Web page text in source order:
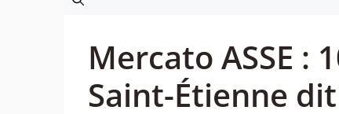
Mercato ASSE :
Saint-Étienne